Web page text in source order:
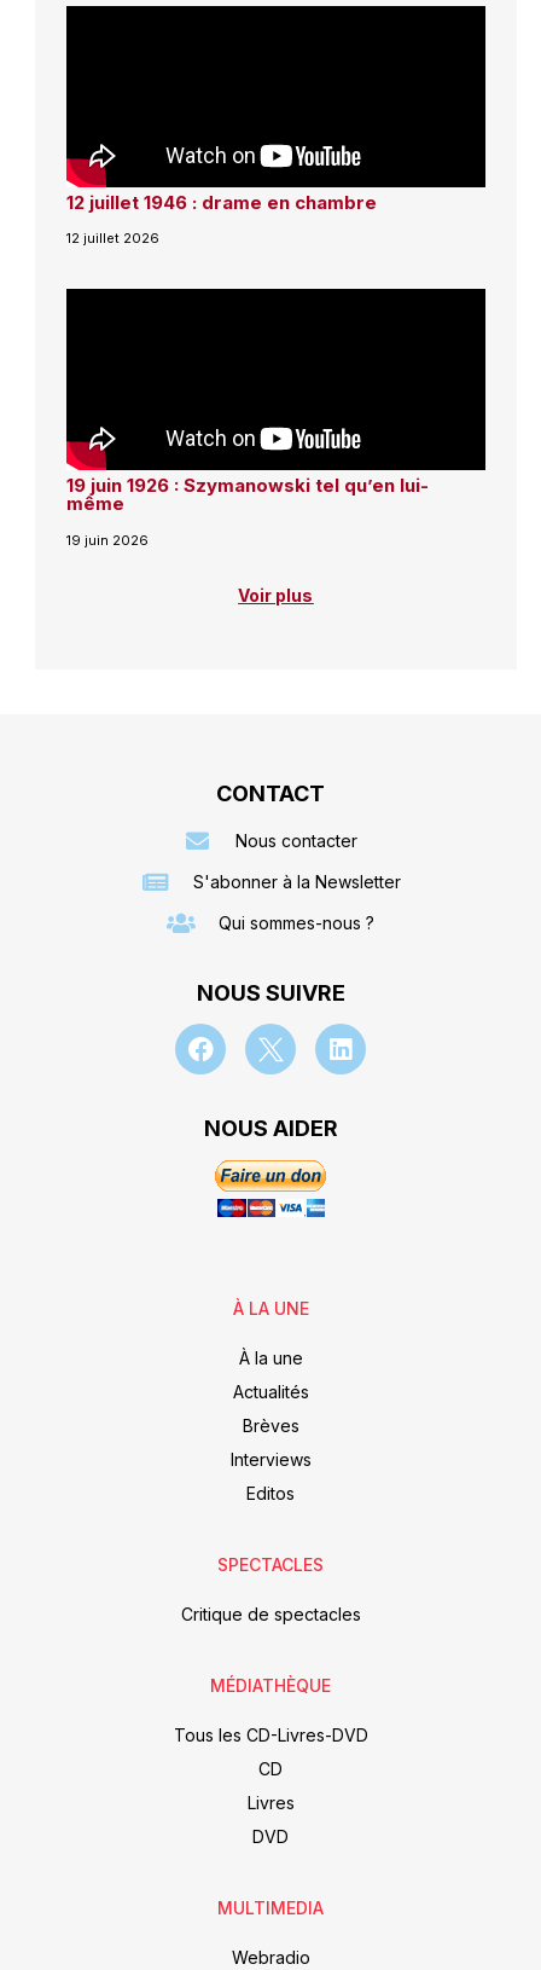
12 juillet 1946 : drame en chambre
12 juillet 2026
19 juin 1926 : Szymanowski tel qu’en lui-
même
19 juin 2026
Voir plus
CONTACT
Nous contacter
S'abonner à la Newsletter
Qui sommes-nous ?
NOUS SUIVRE
NOUS AIDER
À LA UNE
À la une
Actualités
Brèves
Interviews
Editos
SPECTACLES
Critique de spectacles
MÉDIATHÈQUE
Tous les CD-Livres-DVD
CD
Livres
DVD
MULTIMEDIA
Webradio